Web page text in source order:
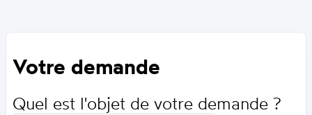
Votre demande
Quel est l'objet de votre demande ?